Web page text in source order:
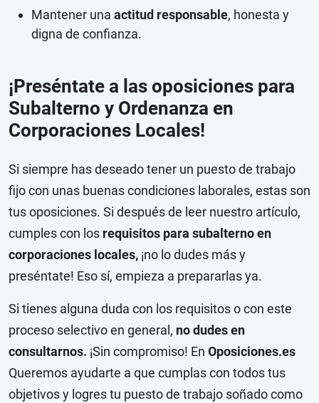
Mantener una actitud responsable, honesta y
digna de confianza.
¡Preséntate a las oposiciones para
Subalterno y Ordenanza en
Corporaciones Locales!
Si siempre has deseado tener un puesto de trabajo
fijo con unas buenas condiciones laborales, estas son
tus oposiciones. Si después de leer nuestro artículo,
cumples con los requisitos para subalterno en
corporaciones locales, ¡no lo dudes más y
preséntate! Eso sí, empieza a prepararlas ya.
Si tienes alguna duda con los requisitos o con este
proceso selectivo en general, no dudes en
consultarnos. ¡Sin compromiso! En Oposiciones.es
Queremos ayudarte a que cumplas con todos tus
objetivos y logres tu puesto de trabajo soñado como